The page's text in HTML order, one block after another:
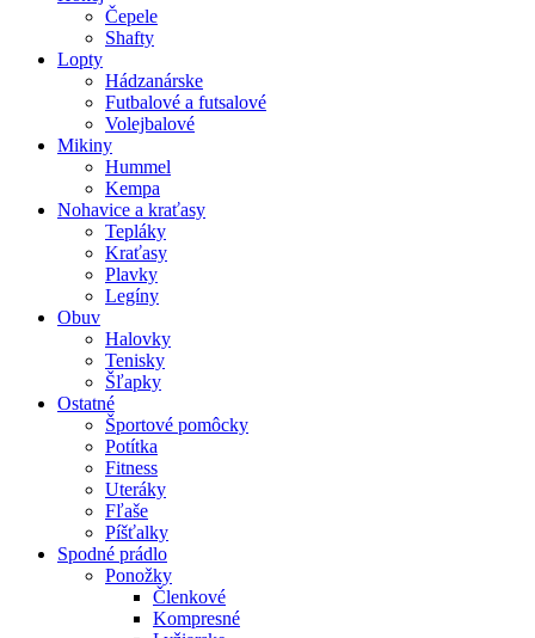
Čepele
Shafty
Lopty
Hádzanárske
Futbalové a futsalové
Volejbalové
Mikiny
Hummel
Kempa
Nohavice a kraťasy
Tepláky
Kraťasy
Plavky
Legíny
Obuv
Halovky
Tenisky
Šľapky
Ostatné
Športové pomôcky
Potítka
Fitness
Uteráky
Fľaše
Píšťalky
Spodné prádlo
Ponožky
Členkové
Kompresné